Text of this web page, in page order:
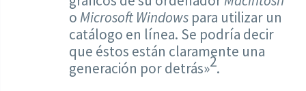
oMicrosoft Windows para utilizar un
catálogo en línea. Se podría decir
que éstos están claramente una
generación por detrás»2.